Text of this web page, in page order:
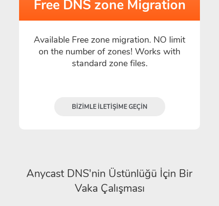
Free DNS zone Migration
Available Free zone migration. NO limit
on the number of zones! Works with
standard zone files.
BIZIMLE ILETIŞIME GEÇIN
Anycast DNS'nin Üstünlüğü İçin Bir
Vaka Çalışması